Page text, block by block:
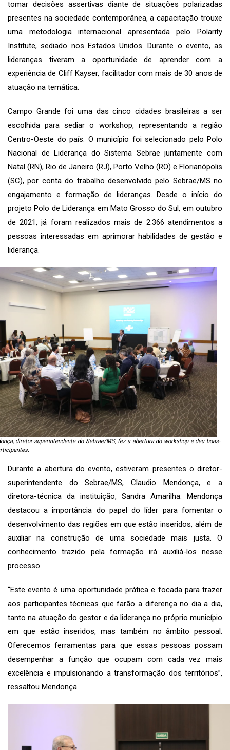
tomar decisões assertivas diante de situações polarizadas
presentes na sociedade contemporânea, a capacitação trouxe
uma metodologia internacional apresentada pelo Polarity
Institute, sediado nos Estados Unidos. Durante o evento, as
lideranças tiveram a oportunidade de aprender com a
experiência de Cliff Kayser, facilitador com mais de 30 anos de
atuação na temática.
Campo Grande foi uma das cinco cidades brasileiras a ser
escolhida para sediar o workshop, representando a região
Centro-Oeste do país. O município foi selecionado pelo Polo
Nacional de Liderança do Sistema Sebrae juntamente com
Natal (RN), Rio de Janeiro (RJ), Porto Velho (RO) e Florianópolis
(SC), por conta do trabalho desenvolvido pelo Sebrae/MS no
engajamento e formação de lideranças. Desde o início do
projeto Polo de Liderança em Mato Grosso do Sul, em outubro
de 2021, já foram realizados mais de 2.366 atendimentos a
pessoas interessadas em aprimorar habilidades de gestão e
liderança.
diretor-superintendente do Sebrae/MS, fez a abertura do workshop e deu boas-
Durante a abertura do evento, estiveram presentes o diretor-
superintendente do Sebrae/MS, Claudio Mendonça, e a
diretora-técnica da instituição, Sandra Amarilha. Mendonça
destacou a importância do papel do líder para fomentar o
desenvolvimento das regiões em que estão inseridos, além de
auxiliar na construção de uma sociedade mais justa. O
conhecimento trazido pela formação irá auxiliá-los nesse
processo.
“Este evento é uma oportunidade prática e focada para trazer
aos participantes técnicas que farão a diferença no dia a dia,
tanto na atuação do gestor e da liderança no próprio município
em que estão inseridos, mas também no âmbito pessoal.
Oferecemos ferramentas para que essas pessoas possam
desempenhar a função que ocupam com cada vez mais
excelência e impulsionando a transformação dos territórios”,
ressaltou Mendonça.